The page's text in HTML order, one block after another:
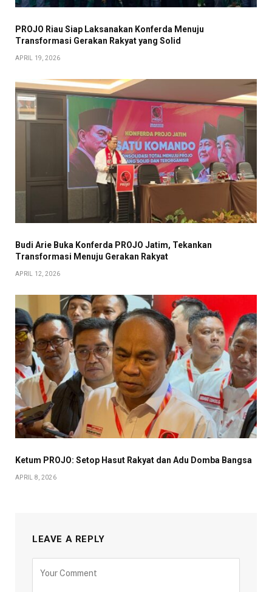
PROJO Riau Siap Laksanakan Konferda Menuju
Transformasi Gerakan Rakyat yang Solid
APRIL 19, 2026
Budi Arie Buka Konferda PROJO Jatim, Tekankan
Transformasi Menuju Gerakan Rakyat
APRIL 12, 2026
Ketum PROJO: Setop Hasut Rakyat dan Adu Domba Bangsa
APRIL 8, 2026
LEAVE A REPLY